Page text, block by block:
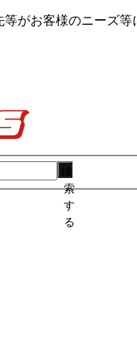
がお客様のニーズ
索
す
る